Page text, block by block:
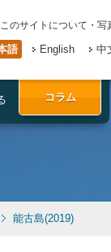
このサイトについて・
語 English 中
コラム
能古島(2019)